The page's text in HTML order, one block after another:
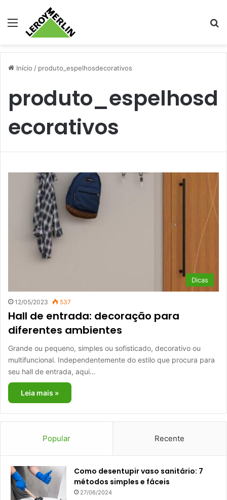
Menu
Início / produto_espelhosdecorativos
produto_espelhosd
ecorativos
Dicas
12/05/2023 537
Hall de entrada: decoração para
diferentes ambientes
Grande ou pequeno, simples ou sofisticado, decorativo ou
multifuncional. Independentemente do estilo que procura para
seu hall de entrada, aqui…
Leia mais »
Popular Recente
Como desentupir vaso sanitário: 7
métodos simples e fáceis
27/06/2024